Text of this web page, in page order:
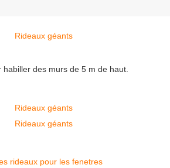
des murs de 5 m de haut.